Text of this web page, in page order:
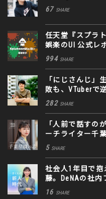
67 SHARE
任天堂『スプラ
娯楽のUI 公式レ
994 SHARE
「にじさんじ」
敗も、VTuberで
282 SHARE
「人前で話すの
ーチライター千
に込めた思い
5 SHARE
社会人1年目で抱
藤。DeNAの社
生きる道
16 SHARE